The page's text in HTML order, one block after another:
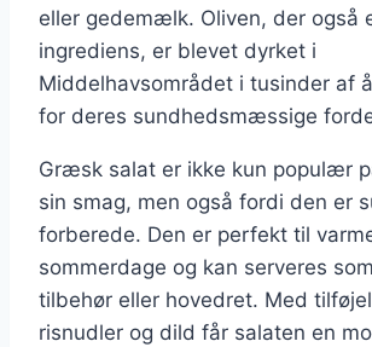
eller gedemælk. Oliven, der også
ingrediens, er blevet dyrket i
Middelhavsområdet i tusinder af
for deres sundhedsmæssige
Græsk salat er ikke kun populær
sin smag, men også fordi den er
forberede. Den er perfekt til
sommerdage og kan serveres
tilbehør eller hovedret. Med
risnudler og dild får salaten en